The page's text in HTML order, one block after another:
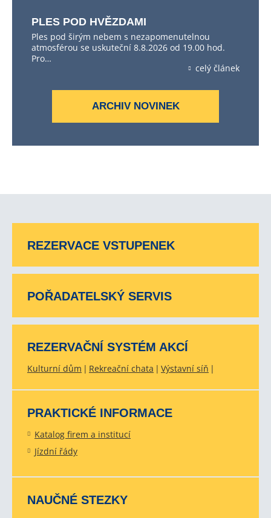
PLES POD HVĚZDAMI
Ples pod širým nebem s nezapomenutelnou
atmosférou se uskuteční 8.8.2026 od 19.00 hod.
Pro…
celý článek
ARCHIV NOVINEK
REZERVACE VSTUPENEK
POŘADATELSKÝ SERVIS
REZERVAČNÍ SYSTÉM AKCÍ
Kulturní dům Rekreační chata Výstavní síň
PRAKTICKÉ INFORMACE
Katalog firem a institucí
Jízdní řády
NAUČNÉ STEZKY